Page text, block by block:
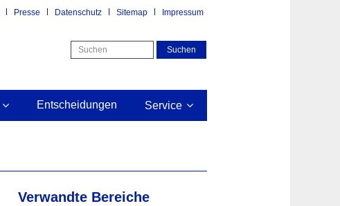
Presse Datenschutz Sitemap Impressum
Entscheidungen Service
Verwandte Bereiche